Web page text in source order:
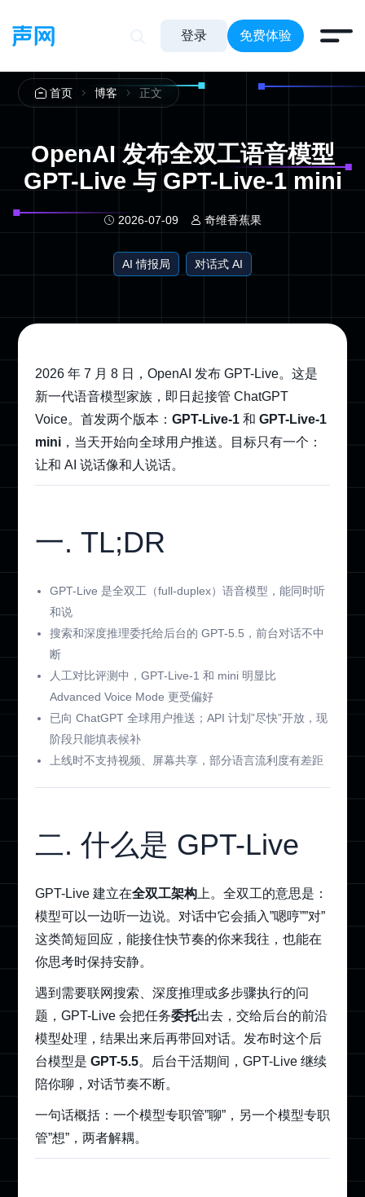
登录 免费体验
首页 博客 正文
OpenAI 发布全双工语音模型
GPT-Live 与 GPT-Live-1 mini
2026-07-09 奇维香蕉果
AI 情报局 对话式 AI
2026 年 7 月 8 日，OpenAI 发布 GPT-Live。这是
新一代语音模型家族，即日起接管 ChatGPT
Voice。首发两个版本： GPT-Live-1和 GPT-Live-1
mini，当天开始向全球用户推送。目标只有一个：
让和 AI 说话像和人说话。
一. TL;DR
GPT-Live 是全双工（full-duplex）语音模型，能同时听
和说
搜索和深度推理委托给后台的 GPT-5.5，前台对话不中
断
人工对比评测中，GPT-Live-1 和 mini 明显比
Advanced Voice Mode 更受偏好
已向 ChatGPT 全球用户推送；API 计划”尽快”开放，现
阶段只能填表候补
上线时不支持视频、屏幕共享，部分语言流利度有差距
二. 什么是 GPT-Live
GPT-Live 建立在全双工架构上。全双工的意思是：
模型可以一边听一边说。对话中它会插入”嗯哼””对”
这类简短回应，能接住快节奏的你来我往，也能在
你思考时保持安静。
遇到需要联网搜索、深度推理或多步骤执行的问
题，GPT-Live 会把任务委托出去，交给后台的前沿
模型处理，结果出来后再带回对话。发布时这个后
台模型是 GPT-5.5。后台干活期间，GPT-Live 继续
陪你聊，对话节奏不断。
一句话概括：一个模型专职管”聊”，另一个模型专职
管”想”，两者解耦。